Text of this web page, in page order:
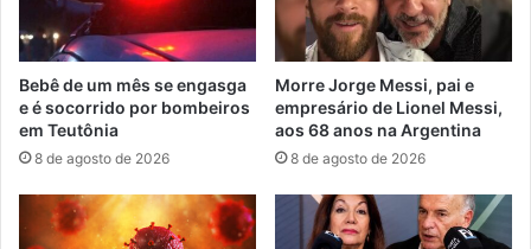
Bebê de um mês se engasga
e é socorrido por bombeiros
em Teutônia
8 de agosto de 2026
Morre Jorge Messi, pai e
empresário de Lionel Messi,
aos 68 anos na Argentina
8 de agosto de 2026